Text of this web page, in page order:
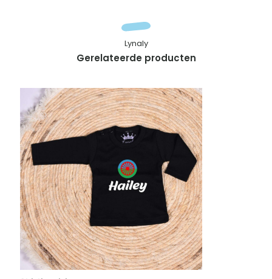
Gerelateerde producten
Lynaly